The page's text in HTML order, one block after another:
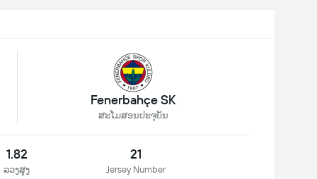
Fenerbahçe SK
ສະໂມສອນປະຈຸບັນ
1.82
ລວງສູງ
21
Jersey Number